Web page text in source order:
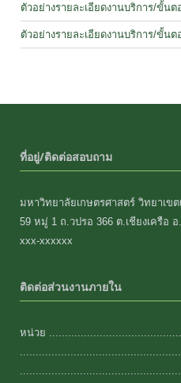
ตัวอย่างรายละเอียดงานบริการ/ขั้น
ตัวอย่างรายละเอียดงานบริการ/ขั้น
ที่อยู่/ติดต่อสอบถาม
มหาวิทยาลัยเกษตรศาสตร์ วิทยาเข
59 หมู่ 1 ถ.วปรอ 366 ต.เชียงเครือ
xxx-xxxxxx
ติดต่อส่วนงานภายใน
หน่วย